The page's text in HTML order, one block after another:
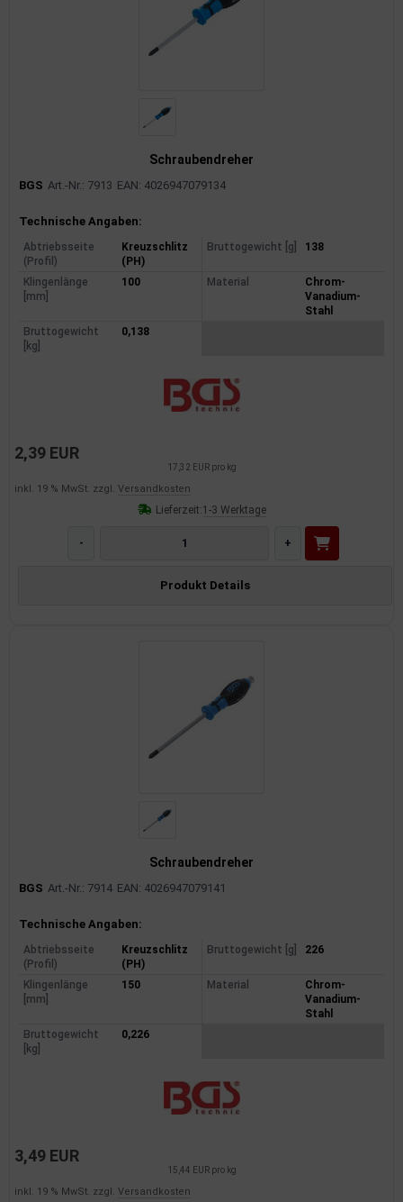
Schraubendreher
BGS Art.-Nr.: 7913 EAN: 4026947079134
Produktinformationen
Technische Angaben:
Abtriebsseite
(Profil)
Kreuzschlitz
(PH)
Bruttogewicht [g] 138
Klingenlänge
[mm]
100 Material
Chrom-
Vanadium-
Stahl
Bruttogewicht
[kg]
0,138
2,39 EUR
17,32 EUR pro kg
inkl. 19 % MwSt. zzgl. Versandkosten
Lieferzeit:1-3 Werktage
- +
Produkt Details
Schraubendreher
BGS Art.-Nr.: 7914 EAN: 4026947079141
Produktinformationen
Technische Angaben:
Abtriebsseite
(Profil)
Kreuzschlitz
(PH)
Bruttogewicht [g] 226
Klingenlänge
[mm]
150 Material
Chrom-
Vanadium-
Stahl
Bruttogewicht
[kg]
0,226
3,49 EUR
15,44 EUR pro kg
inkl. 19 % MwSt. zzgl. Versandkosten